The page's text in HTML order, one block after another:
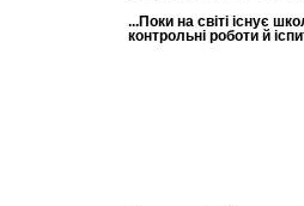
...Поки на світі існує
контрольні роботи й